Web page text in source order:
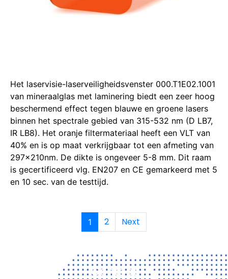
Het laservisie-laserveiligheidsvenster 000.T1E02.1001
van mineraalglas met laminering biedt een zeer hoog
beschermend effect tegen blauwe en groene lasers
binnen het spectrale gebied van 315-532 nm (D LB7,
IR LB8). Het oranje filtermateriaal heeft een VLT van
40% en is op maat verkrijgbaar tot een afmeting van
297x210nm. De dikte is ongeveer 5-8 mm. Dit raam
is gecertificeerd vlg. EN207 en CE gemarkeerd met 5
en 10 sec. van de testtijd.
1 2 Next
Contact